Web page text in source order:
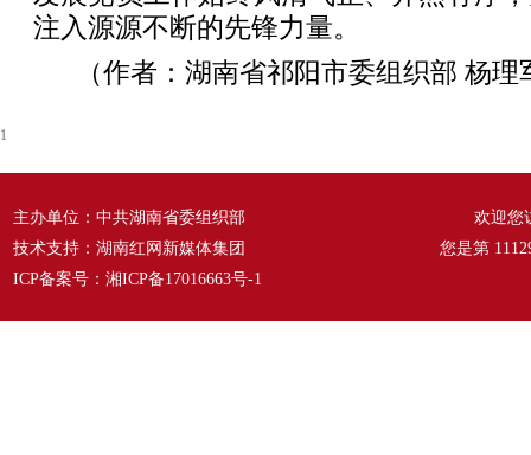
注入源源不断的先锋力量。
（作者：湖南省祁阳市委组织部 杨理
1
主办单位：中共湖南省委组织部
技术支持：湖南红网新媒体集团
ICP备案号： 湘ICP备17016663号-1
欢迎您
您是第